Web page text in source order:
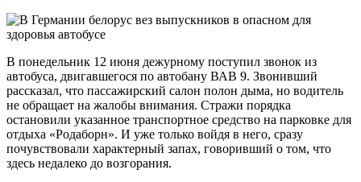
В понедельник 12 июня дежурному поступил звонок из
автобуса, двигавшегося по автобану ВАВ 9. Звонивший
рассказал, что пассажирский салон полон дыма, но водитель
не обращает на жалобы внимания. Стражи порядка
остановили указанное транспортное средство на парковке для
отдыха «Родаборн». И уже только войдя в него, сразу
почувствовали характерный запах, говоривший о том, что
здесь недалеко до возгорания.